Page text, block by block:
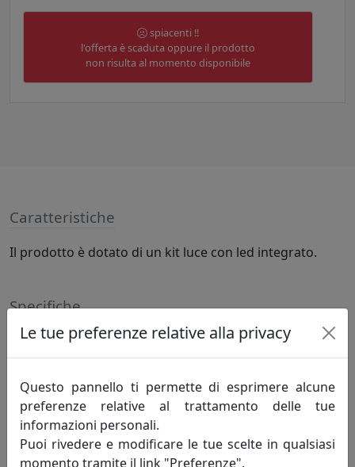
spiacenti !!
l'offerta è scaduta oppure il prodotto
non risulta al momento disponibile
Caratteristiche
Il prodotto è dotato di un kit luce con led integrato.
Specifiche
LED 93W 6000lm 3000°K, lampadine incluse
Informazioni sul brand
Da più di 50 anni disegnamo la luce.
Le tue preferenze relative alla privacy
Questo pannello ti permette di esprimere alcune
preferenze relative al trattamento delle tue
informazioni personali.
Puoi rivedere e modificare le tue scelte in qualsiasi
momento tramite il link "Preferenze".